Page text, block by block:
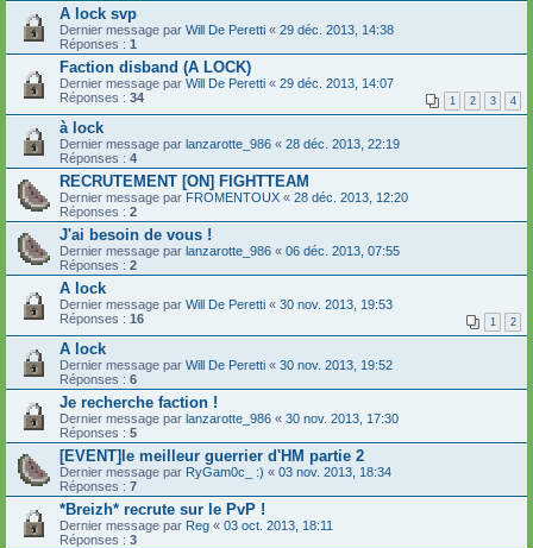
A lock svp
Dernier message par Will De Peretti « 29 déc. 2013, 14:38
Réponses : 1
Faction disband (A LOCK)
Dernier message par Will De Peretti « 29 déc. 2013, 14:07
Réponses : 34 1 2 3 4
à lock
Dernier message par lanzarotte_986 « 28 déc. 2013, 22:19
Réponses : 4
RECRUTEMENT [ON] FIGHTTEAM
Dernier message par FROMENTOUX « 28 déc. 2013, 12:20
Réponses : 2
J'ai besoin de vous !
Dernier message par lanzarotte_986 « 06 déc. 2013, 07:55
Réponses : 2
A lock
Dernier message par Will De Peretti « 30 nov. 2013, 19:53
Réponses : 16 1 2
A lock
Dernier message par Will De Peretti « 30 nov. 2013, 19:52
Réponses : 6
Je recherche faction !
Dernier message par lanzarotte_986 « 30 nov. 2013, 17:30
Réponses : 5
[EVENT]le meilleur guerrier d'HM partie 2
Dernier message par RyGam0c_ :) « 03 nov. 2013, 18:34
Réponses : 7
*Breizh* recrute sur le PvP !
Dernier message par Reg « 03 oct. 2013, 18:11
Réponses : 3